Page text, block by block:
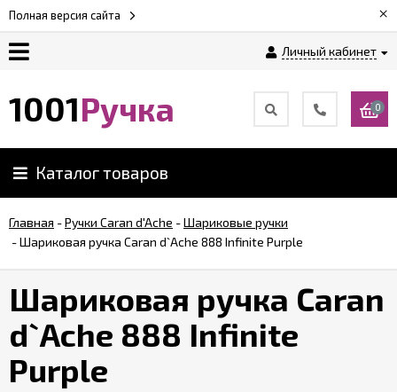
Полная версия сайта ×
Личный кабинет
Возврат
Обзоры
ручек
Контакты
1001Ручка 0
Каталог товаров
Главная -Ручки Caran d'Ache -Шариковые ручки
-Шариковая ручка Caran d`Ache 888 Infinite Purple
Шариковая ручка Caran
d`Ache 888 Infinite
Purple